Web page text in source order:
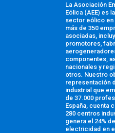
La Asociación
Eólica (AEE) es
sector eólico en
más de 350
asociadas,
promotores,
componentes,
nacionales y
otros. Nuestro
representación
industrial que
de 37.000
España, cuenta
280 centros
genera el 24%
electricidad en